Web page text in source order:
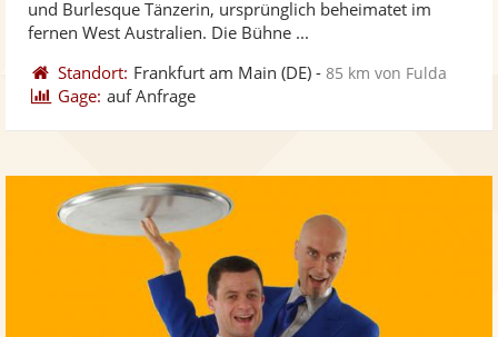
und Burlesque Tänzerin, ursprünglich beheimatet im
fernen West Australien. Die Bühne ...
Standort: Frankfurt am Main (DE) -85 km von Fulda
Gage: auf Anfrage